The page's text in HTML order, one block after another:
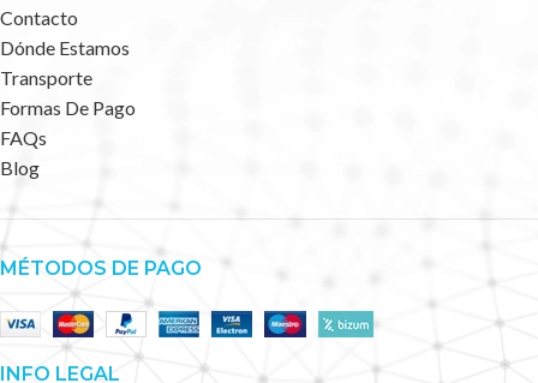
Contacto
Dónde Estamos
Transporte
Formas De Pago
FAQs
Blog
MÉTODOS DE PAGO
INFO LEGAL